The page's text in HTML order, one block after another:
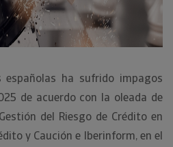
españolas ha sufrido impagos
de acuerdo con la oleada de
del Riesgo de Crédito en
y Caución e Iberinform, en el